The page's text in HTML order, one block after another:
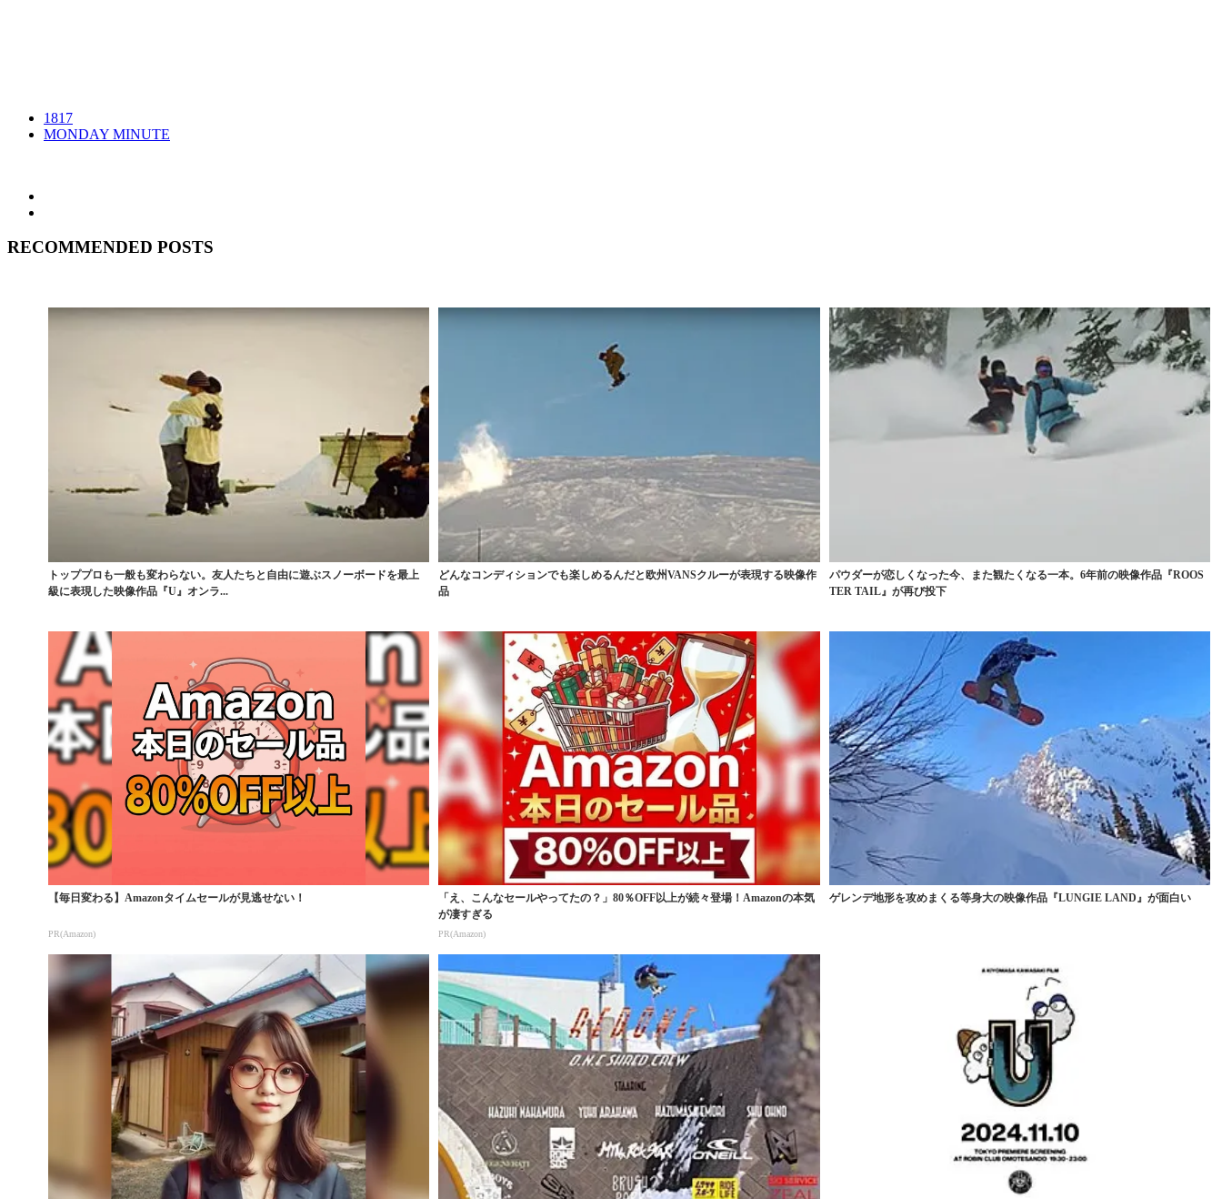
1817
MONDAY MINUTE
RECOMMENDED POSTS
トッププロも一般も変わらない。友人たちと自由に遊ぶスノーボードを最上
級に表現した映像作品『U』オンラ...
どんなコンディションでも楽しめるんだと欧州VANSクルーが表現する映像作
品
パウダーが恋しくなった今、また観たくなる一本。6年前の映像作品『ROOS
TER TAIL』が再び投下
【毎日変わる】Amazonタイムセールが見逃せない！
PR(Amazon)
「え、こんなセールやってたの？」80％OFF以上が続々登場！Amazonの本気
が凄すぎる
PR(Amazon)
ゲレンデ地形を攻めまくる等身大の映像作品『LUNGIE LAND』が面白い